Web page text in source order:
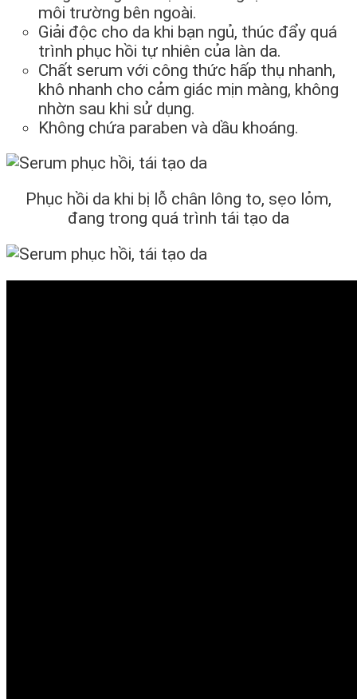
môi trường bên ngoài.
Giải độc cho da khi bạn ngủ, thúc đẩy quá
trình phục hồi tự nhiên của làn da.
Chất serum với công thức hấp thụ nhanh,
khô nhanh cho cảm giác mịn màng, không
nhờn sau khi sử dụng.
Không chứa paraben và dầu khoáng.
Phục hồi da khi bị lỗ chân lông to, sẹo lỏm,
đang trong quá trình tái tạo da